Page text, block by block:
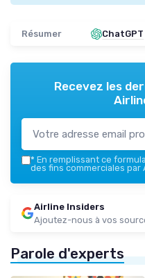
Résumer ChatGPT
Recevez les
* En remplissant ce
des fins commerciales
Airline Insiders
Ajoutez-nous à vos
Parole d'experts